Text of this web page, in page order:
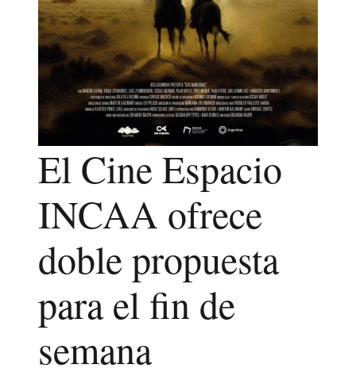
El Cine Espacio
INCAA ofrece
doble propuesta
para el fin de
semana